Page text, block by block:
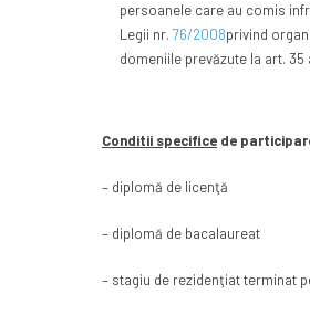
persoanele care au comis
Legii nr. 76/2008privind
domeniile prevăzute la art. 35
Conditii specifice de
– diplomă de licenţă
– diplomă de bacalaureat
– stagiu de rezidenţiat terminat